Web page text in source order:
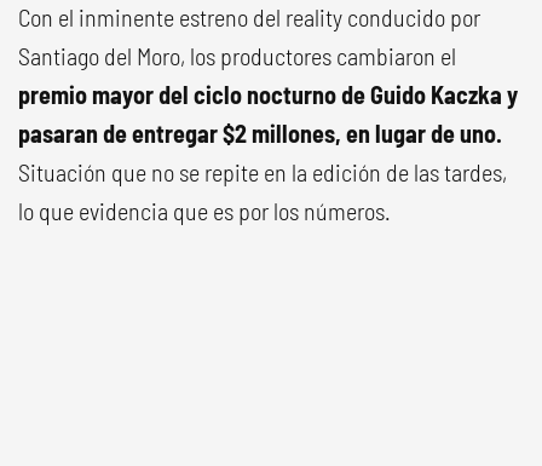
Con el inminente estreno del reality conducido por
Santiago del Moro, los productores cambiaron el
premio mayor del ciclo nocturno de Guido Kaczka y
pasaran de entregar $2 millones, en lugar de uno.
Situación que no se repite en la edición de las tardes,
lo que evidencia que es por los números.